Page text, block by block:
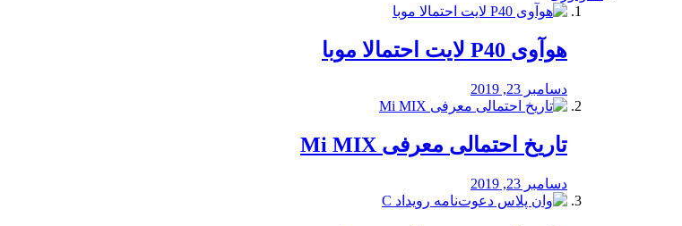
هوآوی P40 لایت احتمالا موبا
دسامبر 23, 2019
تاریخ احتمالی معرفی Mi MIX
دسامبر 23, 2019